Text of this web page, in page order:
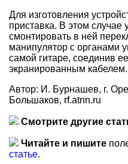
Для изготовления
приставка. В этом случае
смонтировать в ней
манипулятор с органами
самой гитаре, соединив
экранированным кабелем.
Автор: И. Бурнашев, г.
Большаков, rf.atnn.ru
Смотрите другие
Читайте и пишите
статье.